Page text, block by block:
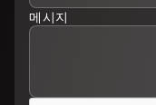
메시지